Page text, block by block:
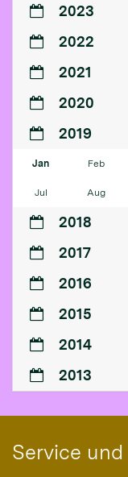
2023
2022
2021
2020
2019
Jan Feb
Jul Aug
2018
2017
2016
2015
2014
2013
Service